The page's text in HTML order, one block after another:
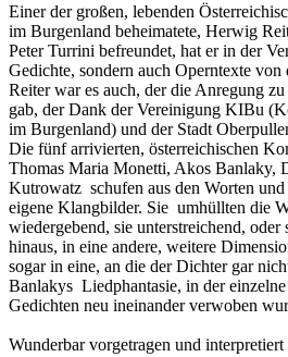
Einer der großen, lebenden
im Burgenland beheimatete, Herwig
Peter Turrini befreundet, hat er in der
Gedichte, sondern auch Operntexte
Reiter war es auch, der die Anregung
gab, der Dank der Vereinigung KIBu
im Burgenland) und der Stadt
Die fünf arrivierten, österreichischen
Thomas Maria Monetti, Akos Banlaky,
Kutrowatz schufen aus den Worten
eigene Klangbilder. Sie umhüllten die
wiedergebend, sie unterstreichend, oder
hinaus, in eine andere, weitere
sogar in eine, an die der Dichter gar
Banlakys Liedphantasie, in der einzelne
Gedichten neu ineinander verwoben
Wunderbar vorgetragen und